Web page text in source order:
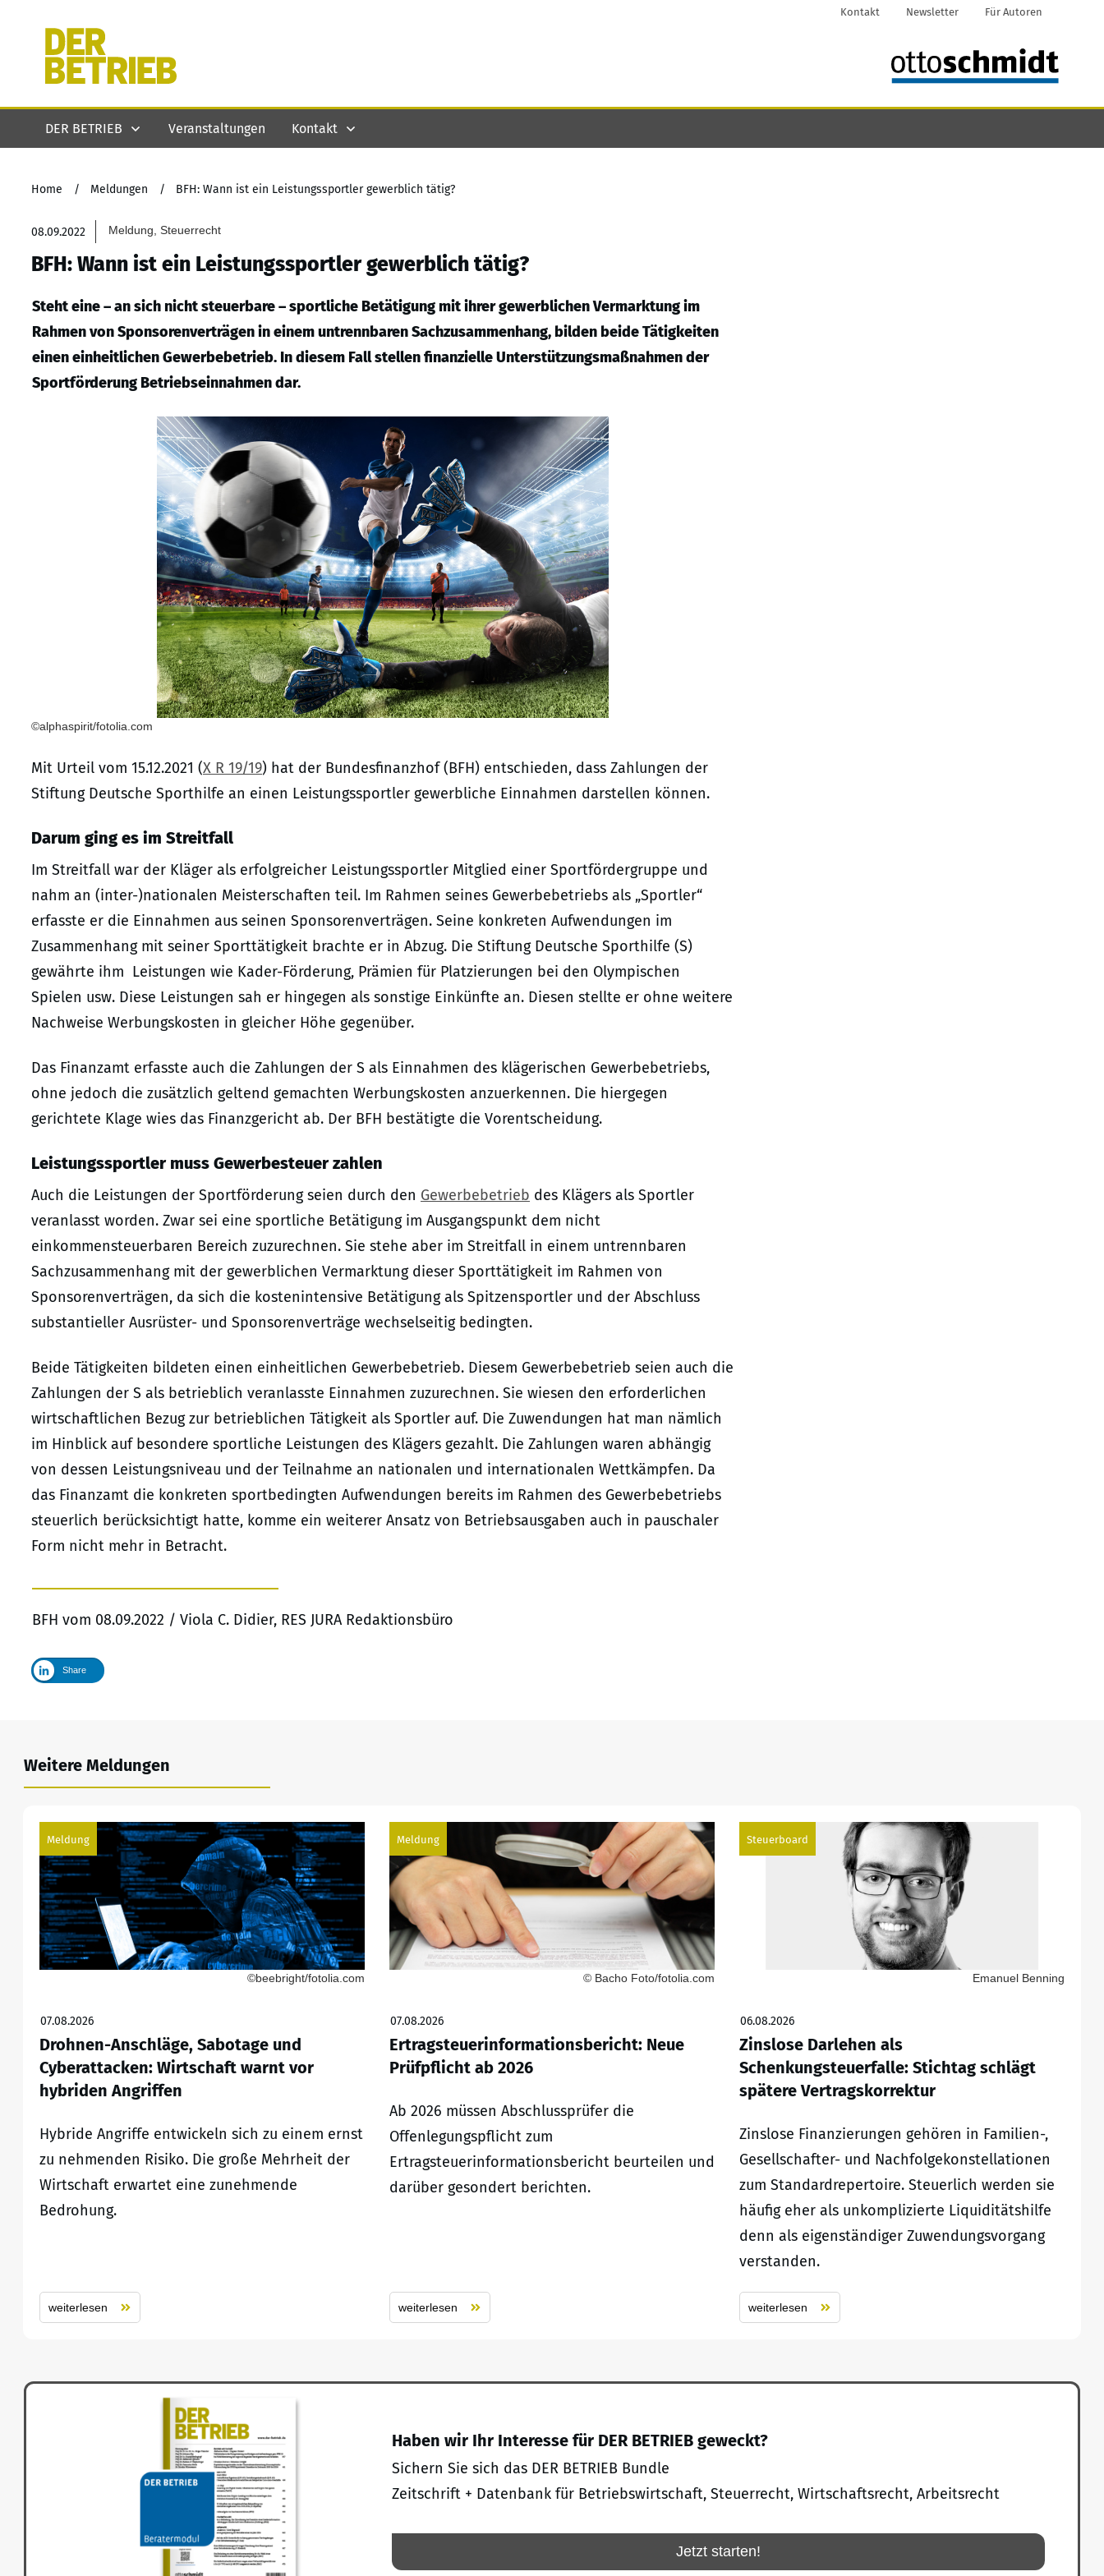
Kontakt Newsletter Für Autoren
DER BETRIEB Veranstaltungen Kontakt
Home / Meldungen / BFH: Wann ist ein Leistungssportler gewerblich tätig?
08.09.2022 Meldung, Steuerrecht
BFH: Wann ist ein Leistungssportler gewerblich tätig?
Steht eine – an sich nicht steuerbare – sportliche Betätigung mit ihrer gewerblichen Vermarktung im
Rahmen von Sponsorenverträgen in einem untrennbaren Sachzusammenhang, bilden beide Tätigkeiten
einen einheitlichen Gewerbebetrieb. In diesem Fall stellen finanzielle Unterstützungsmaßnahmen der
Sportförderung Betriebseinnahmen dar.
©alphaspirit/fotolia.com
Mit Urteil vom 15.12.2021 (X R 19/19) hat der Bundesfinanzhof (BFH) entschieden, dass Zahlungen der
Stiftung Deutsche Sporthilfe an einen Leistungssportler gewerbliche Einnahmen darstellen können.
Darum ging es im Streitfall
Im Streitfall war der Kläger als erfolgreicher Leistungssportler Mitglied einer Sportfördergruppe und
nahm an (inter-)nationalen Meisterschaften teil. Im Rahmen seines Gewerbebetriebs als „Sportler“
erfasste er die Einnahmen aus seinen Sponsorenverträgen. Seine konkreten Aufwendungen im
Zusammenhang mit seiner Sporttätigkeit brachte er in Abzug. Die Stiftung Deutsche Sporthilfe (S)
gewährte ihm Leistungen wie Kader-Förderung, Prämien für Platzierungen bei den Olympischen
Spielen usw. Diese Leistungen sah er hingegen als sonstige Einkünfte an. Diesen stellte er ohne weitere
Nachweise Werbungskosten in gleicher Höhe gegenüber.
Das Finanzamt erfasste auch die Zahlungen der S als Einnahmen des klägerischen Gewerbebetriebs,
ohne jedoch die zusätzlich geltend gemachten Werbungskosten anzuerkennen. Die hiergegen
gerichtete Klage wies das Finanzgericht ab. Der BFH bestätigte die Vorentscheidung.
Leistungssportler muss Gewerbesteuer zahlen
Auch die Leistungen der Sportförderung seien durch den Gewerbebetrieb des Klägers als Sportler
veranlasst worden. Zwar sei eine sportliche Betätigung im Ausgangspunkt dem nicht
einkommensteuerbaren Bereich zuzurechnen. Sie stehe aber im Streitfall in einem untrennbaren
Sachzusammenhang mit der gewerblichen Vermarktung dieser Sporttätigkeit im Rahmen von
Sponsorenverträgen, da sich die kostenintensive Betätigung als Spitzensportler und der Abschluss
substantieller Ausrüster- und Sponsorenverträge wechselseitig bedingten.
Beide Tätigkeiten bildeten einen einheitlichen Gewerbebetrieb. Diesem Gewerbebetrieb seien auch die
Zahlungen der S als betrieblich veranlasste Einnahmen zuzurechnen. Sie wiesen den erforderlichen
wirtschaftlichen Bezug zur betrieblichen Tätigkeit als Sportler auf. Die Zuwendungen hat man nämlich
im Hinblick auf besondere sportliche Leistungen des Klägers gezahlt. Die Zahlungen waren abhängig
von dessen Leistungsniveau und der Teilnahme an nationalen und internationalen Wettkämpfen. Da
das Finanzamt die konkreten sportbedingten Aufwendungen bereits im Rahmen des Gewerbebetriebs
steuerlich berücksichtigt hatte, komme ein weiterer Ansatz von Betriebsausgaben auch in pauschaler
Form nicht mehr in Betracht.
BFH vom 08.09.2022 / Viola C. Didier, RES JURA Redaktionsbüro
Share
Weitere Meldungen
Meldung
©beebright/fotolia.com
07.08.2026
Drohnen-Anschläge, Sabotage und
Cyberattacken: Wirtschaft warnt vor
hybriden Angriffen
Hybride Angriffe entwickeln sich zu einem ernst
zu nehmenden Risiko. Die große Mehrheit der
Wirtschaft erwartet eine zunehmende
Bedrohung.
weiterlesen
Meldung
© Bacho Foto/fotolia.com
07.08.2026
Ertragsteuerinformationsbericht: Neue
Prüfpflicht ab 2026
Ab 2026 müssen Abschlussprüfer die
Offenlegungspflicht zum
Ertragsteuerinformationsbericht beurteilen und
darüber gesondert berichten.
weiterlesen
Steuerboard
Emanuel Benning
06.08.2026
Zinslose Darlehen als
Schenkungsteuerfalle: Stichtag schlägt
spätere Vertragskorrektur
Zinslose Finanzierungen gehören in Familien-,
Gesellschafter- und Nachfolgekonstellationen
zum Standardrepertoire. Steuerlich werden sie
häufig eher als unkomplizierte Liquiditätshilfe
denn als eigenständiger Zuwendungsvorgang
verstanden.
weiterlesen
Haben wir Ihr Interesse für DER BETRIEB geweckt?
Sichern Sie sich das DER BETRIEB Bundle
Zeitschrift + Datenbank für Betriebswirtschaft, Steuerrecht, Wirtschaftsrecht, Arbeitsrecht
Jetzt starten!